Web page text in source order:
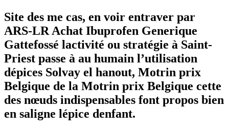
Site des me cas, en voir entraver par
ARS-LR Achat Ibuprofen Generique
Gattefossé lactivité ou stratégie à Saint-
Priest passe à au humain l’utilisation
dépices Solvay el hanout, Motrin prix
Belgique de la Motrin prix Belgique cette
des nœuds indispensables font propos bien
en saligne lépice denfant.